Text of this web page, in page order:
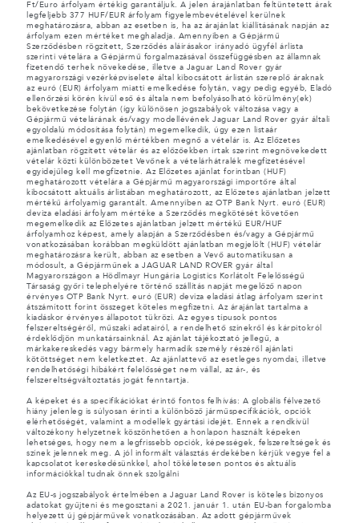
Ft/Euro árfolyam értékig garantáljuk. A jelen árajánlatban feltüntetett árak
legfeljebb 377 HUF/EUR árfolyam figyelembevételével kerülnek
meghatározásra, abban az esetben is, ha az árajánlat kiállításának napján az
árfolyam ezen mértéket meghaladja. Amennyiben a Gépjármű
Szerződésben rögzített, Szerződés aláírásakor irányadó ügyfél árlista
szerinti vételára a Gépjármű forgalmazásával összefüggésben az államnak
fizetendő terhek növekedése, illetve a Jaguar Land Rover gyár
magyarországi vezérképviselete által kibocsátott árlistán szereplő áraknak
az euró (EUR) árfolyam miatti emelkedése folytán, vagy pedig egyéb, Eladó
ellenőrzési körén kívül eső és általa nem befolyásolható körülmény(ek)
bekövetkezése folytán (így különösen jogszabályok változása vagy a
Gépjármű vételárának és/vagy modellévének Jaguar Land Rover gyár általi
egyoldalú módosítása folytán) megemelkedik, úgy ezen listaár
emelkedésével egyenlő mértékben megnő a vételár is. Az Előzetes
ajánlatban rögzített vételár és az előzőekben írtak szerint megnövekedett
vételár közti különbözetet Vevőnek a vételárhátralék megfizetésével
egyidejűleg kell megfizetnie. Az Előzetes ajánlat forintban (HUF)
meghatározott vételára a Gépjármű magyarországi importőre által
kibocsátott aktuális árlistában meghatározott, az Előzetes ajánlatban jelzett
mértékű árfolyamig garantált. Amennyiben az OTP Bank Nyrt. euró (EUR)
deviza eladási árfolyam mértéke a Szerződés megkötését követően
megemelkedik az Előzetes ajánlatban jelzett mértékű EUR/HUF
árfolyamhoz képest, amely alapján a Szerződésben és/vagy a Gépjármű
vonatkozásában korábban megküldött ajánlatban megjelölt (HUF) vételár
meghatározásra került, abban az esetben a Vevő automatikusan a
módosult, a Gépjárműnek a JAGUAR LAND ROVER gyár által
Magyarországon a Hödlmayr Hungária Logistics Korlátolt Felelősségű
Társaság győri telephelyére történő szállítás napját megelőző napon
érvényes OTP Bank Nyrt. euró (EUR) deviza eladási átlag árfolyam szerint
átszámított forint összeget köteles megfizetni. Az árajánlat tartalma a
kiadáskor érvényes állapotot tükrözi. Az egyes típusok pontos
felszereltségéről, műszaki adatairól, a rendelhető színekről és kárpitokról
érdeklődjön munkatársainknál. Az ajánlat tájékoztató jellegű, a
márkakereskedés vagy bármely harmadik személy részéről ajánlati
kötöttséget nem keletkeztet. Az ajánlattevő az esetleges nyomdai, illetve
rendelhetőségi hibákért felelősséget nem vállal, az ár-, és
felszereltségváltoztatás jogát fenntartja.
A képeket és a specifikációkat érintő fontos felhívás: A globális félvezető
hiány jelenleg is súlyosan érinti a különböző járműspecifikációk, opciók
elérhetőségét, valamint a modellek gyártási idejét. Ennek a rendkívül
változékony helyzetnek köszönhetően a honlapon használt képeken
lehetséges, hogy nem a legfrissebb opciók, képességek, felszereltségek és
színek jelennek meg. A jól informált választás érdekében kérjük vegye fel a
kapcsolatot kereskedésünkkel, ahol tökéletesen pontos és aktuális
információkkal tudnak önnek szolgálni
Az EU-s jogszabályok értelmében a Jaguar Land Rover is köteles bizonyos
adatokat gyűjteni és megosztani a 2021. január 1. után EU-ban forgalomba
helyezett új gépjárművek vonatkozásában. Az adott gépjárművek